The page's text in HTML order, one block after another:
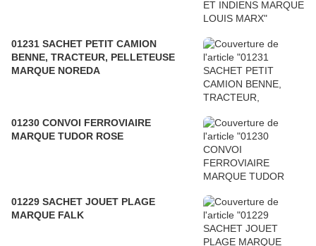
01231 SACHET PETIT CAMION
BENNE, TRACTEUR, PELLETEUSE
MARQUE NOREDA
01230 CONVOI FERROVIAIRE
MARQUE TUDOR ROSE
01229 SACHET JOUET PLAGE
MARQUE FALK